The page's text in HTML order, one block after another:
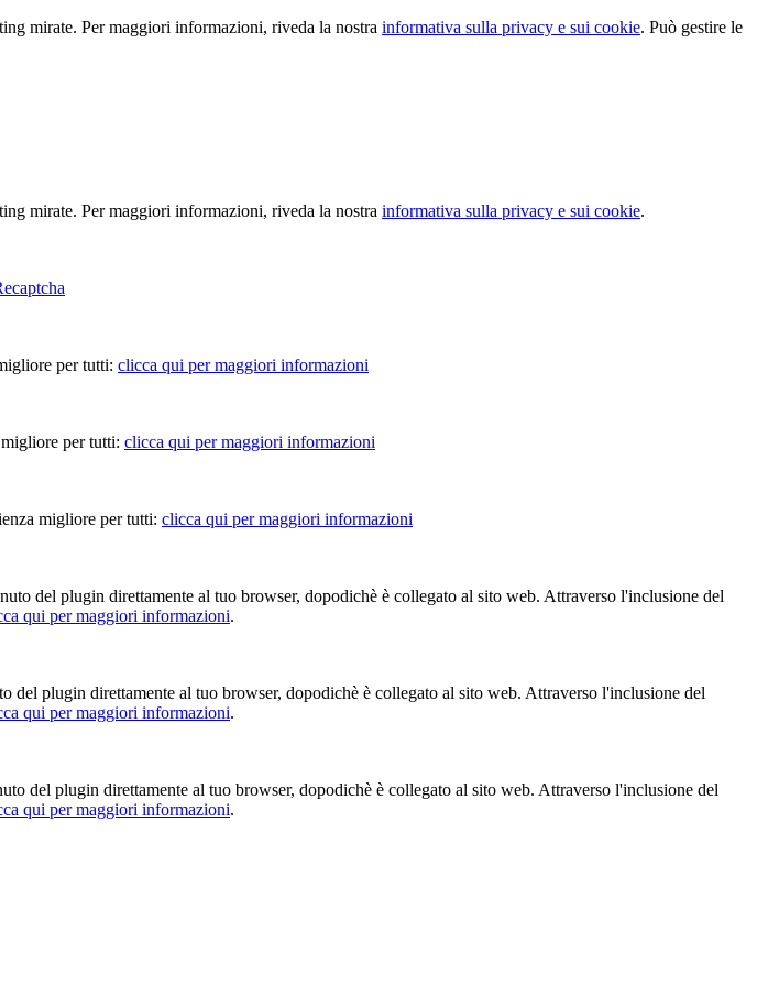
mirate. Per maggiori informazioni, riveda la nostra informativa sulla privacy e sui cookie. Può gestire le
mirate. Per maggiori informazioni, riveda la nostra informativa sulla privacy e sui cookie.
per tutti: clicca qui per maggiori informazioni
per tutti: clicca qui per maggiori informazioni
migliore per tutti: clicca qui per maggiori informazioni
del plugin direttamente al tuo browser, dopodichè è collegato al sito web. Attraverso l'inclusione del
qui per maggiori informazioni.
plugin direttamente al tuo browser, dopodichè è collegato al sito web. Attraverso l'inclusione del
qui per maggiori informazioni.
del plugin direttamente al tuo browser, dopodichè è collegato al sito web. Attraverso l'inclusione del
qui per maggiori informazioni.